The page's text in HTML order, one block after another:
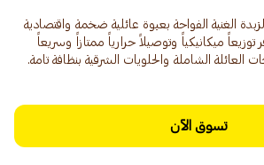
الغنية الفواحة بعبوة عائلية ضخمة واقتصادية
سعة ١ لتر، يوفر توزيعاً ميكانيكياً وتوصيلاً حرارياً ممتازاً وسريعاً
العائلة الشاملة والحلويات الشرقية بنظافة تامة.
تسوق الآن